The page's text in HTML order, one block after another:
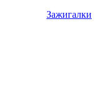
Зажигалки